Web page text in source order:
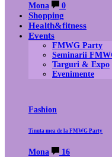
Mona 0
Shopping
Health&fitness
Events
FMWG Party
Seminarii
Targuri & Expo
Evenimente
Fashion
Tinuta mea de la FMWG Party
Mona 16